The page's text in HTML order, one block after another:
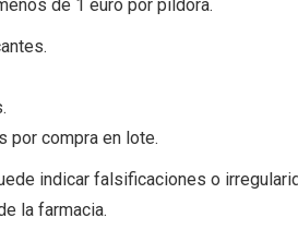
de 1 euro por píldora.
por compra en lote.
indicar falsificaciones o
la farmacia.